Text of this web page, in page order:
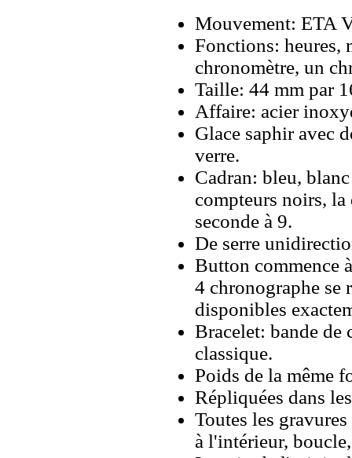
Mouvement: ETA
Fonctions: heures,
chronomètre, un
Taille: 44 mm par
Affaire: acier
Glace saphir avec
verre.
Cadran: bleu,
compteurs noirs, la
seconde à 9.
De serre
Button commence
4 chronographe se
disponibles
Bracelet: bande de
classique.
Poids de la même
Répliquées dans
Toutes les
à l'intérieur,